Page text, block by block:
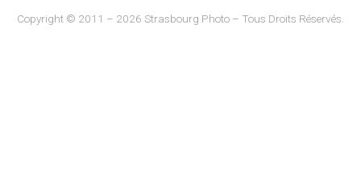
Copyright © 2011 – 2026 Strasbourg Photo – Tous Droits Réservés.